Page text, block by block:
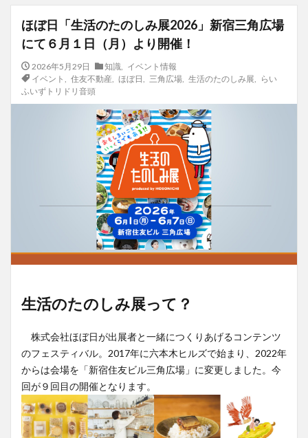
ほぼ日「生活のたのしみ展2026」新宿三角広場
にて６月１日（月）より開催！
2026年5月29日 知識
イベント情報
イベント
住友不動産, ほぼ日 三角広場, 生活のたのしみ展
らい
ふいずトリドリ音頭
生活のたのしみ展って？
株式会社ほぼ日が出展者と一緒につくりあげるコンテンツ
のフェスティバル。2017年に六本木ヒルズで始まり、2022年
からは会場を「新宿住友ビル三角広場」に変更しました。今
回が９回目の開催となります。